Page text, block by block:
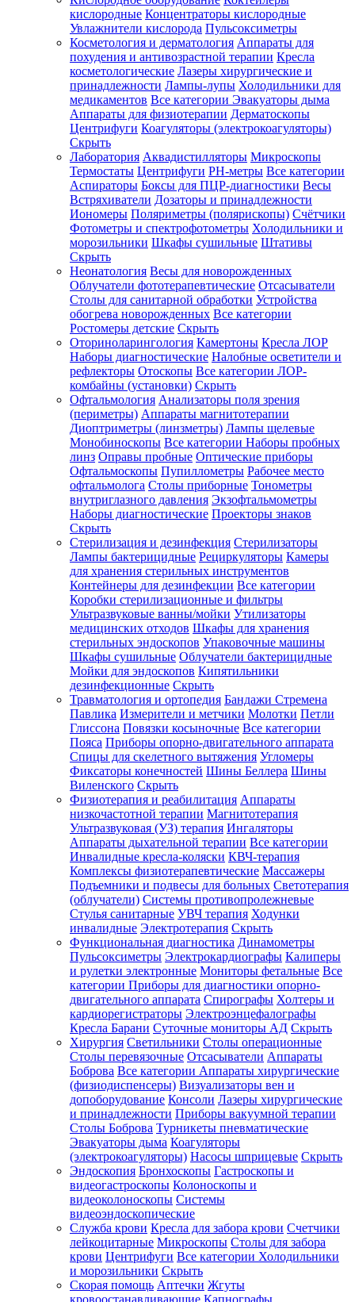
Зарегистрироваться
Зачем
регистрироваться?
Все
покупки
одном
месте
Личный
менеджер
Отслеживание
статуса
заказа
кислородные Концентраторы кислородные
Увлажнители кислорода Пульсоксиметры
Косметология и дерматология Аппараты для
похудения и антивозрастной терапии Кресла
косметологические Лазеры хирургические и
принадлежности Лампы-лупы Холодильники для
медикаментов Все категории Эвакуаторы дыма
Аппараты для физиотерапии Дерматоскопы
Центрифуги Коагуляторы (электрокоагуляторы)
Скрыть
Лаборатория Аквадистилляторы Микроскопы
Термостаты Центрифуги PH-метры Все категории
Аспираторы Боксы для ПЦР-диагностики Весы
Встряхиватели Дозаторы и принадлежности
Иономеры Поляриметры (полярископы) Счётчики
Фотометры и спектрофотометры Холодильники и
морозильники Шкафы сушильные Штативы
Скрыть
Неонатология Весы для новорожденных
Облучатели фототерапевтические Отсасыватели
Столы для санитарной обработки Устройства
обогрева новорожденных Все категории
Ростомеры детские Скрыть
Оториноларингология Камертоны Кресла ЛОР
Наборы диагностические Налобные осветители и
рефлекторы Отоскопы Все категории ЛОР-
комбайны (установки) Скрыть
Офтальмология Анализаторы поля зрения
(периметры) Аппараты магнитотерапии
Диоптриметры (линзметры) Лампы щелевые
Монобиноскопы Все категории Наборы пробных
линз Оправы пробные Оптические приборы
Офтальмоскопы Пупиллометры Рабочее место
офтальмолога Столы приборные Тонометры
внутриглазного давления Экзофтальмометры
Наборы диагностические Проекторы знаков
Скрыть
Стерилизация и дезинфекция Стерилизаторы
Лампы бактерицидные Рециркуляторы Камеры
для хранения стерильных инструментов
Контейнеры для дезинфекции Все категории
Коробки стерилизационные и фильтры
Ультразвуковые ванны/мойки Утилизаторы
медицинских отходов Шкафы для хранения
стерильных эндоскопов Упаковочные машины
Шкафы сушильные Облучатели бактерицидные
Мойки для эндоскопов Кипятильники
дезинфекционные Скрыть
Травматология и ортопедия Бандажи Стремена
Павлика Измерители и метчики Молотки Петли
Глиссона Повязки косыночные Все категории
Пояса Приборы опорно-двигательного аппарата
Спицы для скелетного вытяжения Угломеры
Фиксаторы конечностей Шины Беллера Шины
Виленского Скрыть
Физиотерапия и реабилитация Аппараты
низкочастотной терапии Магнитотерапия
Ультразвуковая (УЗ) терапия Ингаляторы
Аппараты дыхательной терапии Все категории
Инвалидные кресла-коляски КВЧ-терапия
Комплексы физиотерапевтические Массажеры
Подъемники и подвесы для больных Светотерапия
(облучатели) Системы противопролежневые
Стулья санитарные УВЧ терапия Ходунки
инвалидные Электротерапия Скрыть
Функциональная диагностика Динамометры
Пульсоксиметры Электрокардиографы Калиперы
и рулетки электронные Мониторы фетальные Все
категории Приборы для диагностики опорно-
двигательного аппарата Спирографы Холтеры и
кардиорегистраторы Электроэнцефалографы
Кресла Барани Суточные мониторы АД Скрыть
Хирургия Светильники Столы операционные
Столы перевязочные Отсасыватели Аппараты
Боброва Все категории Аппараты хирургические
(физиодиспенсеры) Визуализаторы вен и
допоборудование Консоли Лазеры хирургические
и принадлежности Приборы вакуумной терапии
Столы Боброва Турникеты пневматические
Эвакуаторы дыма Коагуляторы
(электрокоагуляторы) Насосы шприцевые Скрыть
Эндоскопия Бронхоскопы Гастроскопы и
видеогастроскопы Колоноскопы и
видеоколоноскопы Системы
видеоэндоскопические
Служба крови Кресла для забора крови Счетчики
лейкоцитарные Микроскопы Столы для забора
крови Центрифуги Все категории Холодильники
и морозильники Скрыть
Скорая помощь Аптечки Жгуты
кровоостанавливающие Капнографы